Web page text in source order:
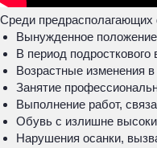
Среди
Вынужденное
В период подросткового
Возрастные изменения в
Занятие
Выполнение работ,
Обувь с излишне
Нарушения осанки,